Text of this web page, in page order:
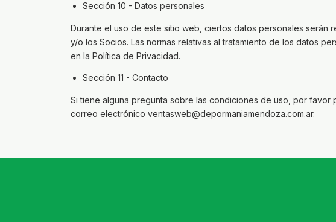
Sección 10 - Datos personales
Durante el uso de este sitio web, ciertos datos personales serán
y/o los Socios. Las normas relativas al tratamiento de los datos
en la Política de Privacidad.
Sección 11 - Contacto
Si tiene alguna pregunta sobre las condiciones de uso, por
correo electrónico ventasweb@depormaniamendoza.com.ar.